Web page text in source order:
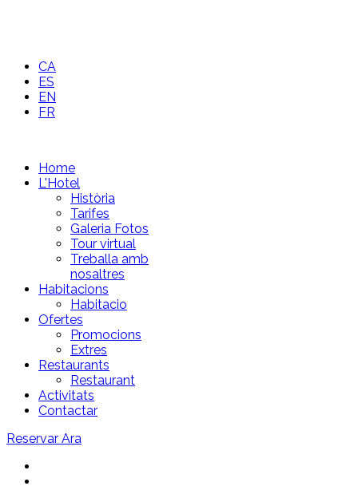
CA
ES
EN
FR
Home
L'Hotel
Història
Tarifes
Galeria Fotos
Tour virtual
Treballa amb
nosaltres
Habitacions
Habitacio
Ofertes
Promocions
Extres
Restaurants
Restaurant
Activitats
Contactar
Reservar Ara